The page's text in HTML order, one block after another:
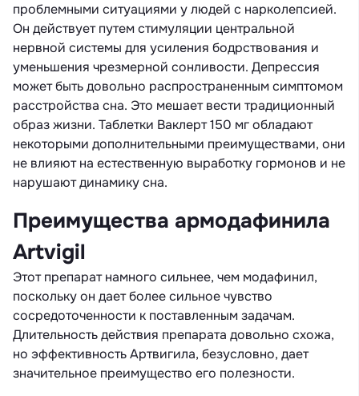
проблемными ситуациями у людей с нарколепсией.
Он действует путем стимуляции центральной
нервной системы для усиления бодрствования и
уменьшения чрезмерной сонливости. Депрессия
может быть довольно распространенным симптомом
расстройства сна. Это мешает вести традиционный
образ жизни. Таблетки Ваклерт 150 мг обладают
некоторыми дополнительными преимуществами, они
не влияют на естественную выработку гормонов и не
нарушают динамику сна.
Преимущества армодафинила
Artvigil
Этот препарат намного сильнее, чем модафинил,
поскольку он дает более сильное чувство
сосредоточенности к поставленным задачам.
Длительность действия препарата довольно схожа,
но эффективность Артвигила, безусловно, дает
значительное преимущество его полезности.